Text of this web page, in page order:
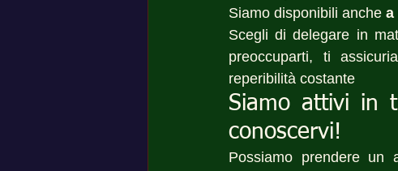
Siamo disponibili anche a
Scegli di delegare in
preoccuparti, ti
reperibilità costante
Siamo attivi in
conoscervi!
Possiamo prendere